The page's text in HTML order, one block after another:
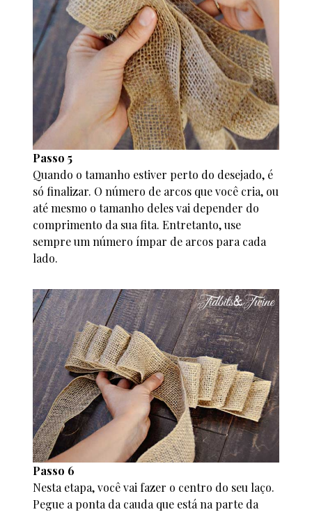
Passo 5
Quando o tamanho estiver perto do desejado, é
só finalizar. O número de arcos que você cria, ou
até mesmo o tamanho deles vai depender do
comprimento da sua fita. Entretanto, use
sempre um número ímpar de arcos para cada
lado.
Passo 6
Nesta etapa, você vai fazer o centro do seu laço.
Pegue a ponta da cauda que está na parte da